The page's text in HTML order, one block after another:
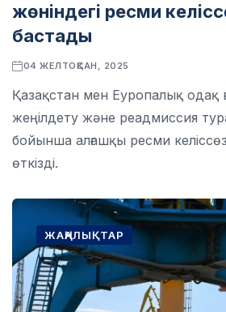
жөніндегі ресми
бастады
04 ЖЕЛТОҚСАН, 2025
Қазақстан мен Еуропалық одақ
жеңілдету және реадмиссия
бойынша алғашқы ресми
өткізді.
ЖАҢАЛЫҚТАР